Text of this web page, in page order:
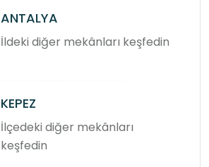
ANTALYA
İldeki diğer mekânları keşfedin
KEPEZ
İlçedeki diğer mekânları
keşfedin